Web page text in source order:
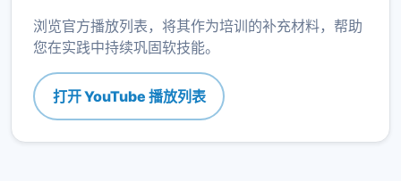
浏览官方播放列表，将其作为培训的补充材料，帮助
您在实践中持续巩固软技能。
打开 YouTube 播放列表